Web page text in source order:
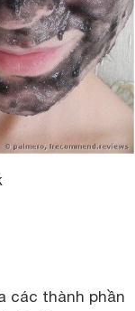
các thành phần